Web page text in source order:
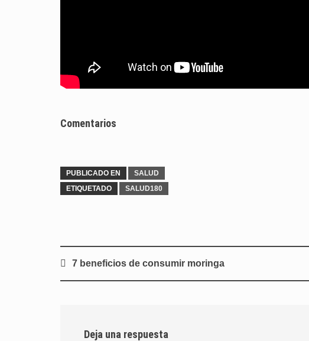
Comentarios
PUBLICADO EN
SALUD
ETIQUETADO
SALUD180
Navegación
7 beneficios de consumir moringa
Deja una respuesta